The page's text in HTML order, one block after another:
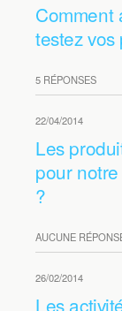
Comment
testez vos
5 RÉPONSES
22/04/2014
Les
pour
?
AUCUNE
26/02/2014
Les